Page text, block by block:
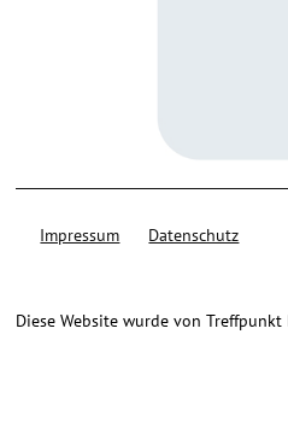
Impressum Datenschutz
Diese Website wurde von